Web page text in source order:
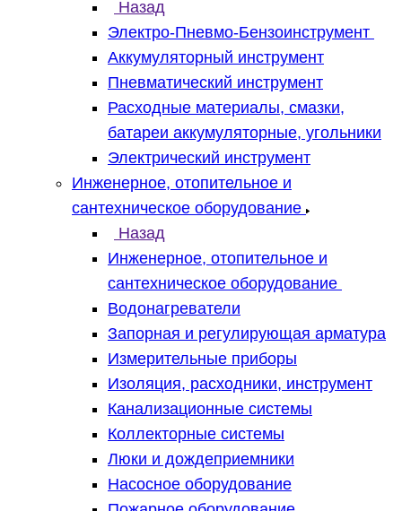
Назад
Электро-Пневмо-Бензоинструмент
Аккумуляторный инструмент
Пневматический инструмент
Расходные материалы, смазки,
батареи аккумуляторные, угольники
Электрический инструмент
Инженерное, отопительное и
сантехническое оборудование
Назад
Инженерное, отопительное и
сантехническое оборудование
Водонагреватели
Запорная и регулирующая арматура
Измерительные приборы
Изоляция, расходники, инструмент
Канализационные системы
Коллекторные системы
Люки и дождеприемники
Насосное оборудование